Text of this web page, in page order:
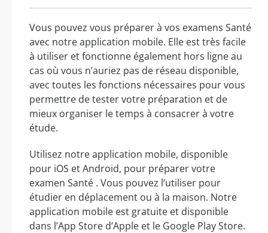
Vous pouvez vous préparer à vos examens Santé
avec notre application mobile. Elle est très facile
à utiliser et fonctionne également hors ligne au
cas où vous n’auriez pas de réseau disponible,
avec toutes les fonctions nécessaires pour vous
permettre de tester votre préparation et de
mieux organiser le temps à consacrer à votre
étude.
Utilisez notre application mobile, disponible
pour iOS et Android, pour préparer votre
examen Santé . Vous pouvez l’utiliser pour
étudier en déplacement ou à la maison. Notre
application mobile est gratuite et disponible
dans l’App Store d’Apple et le Google Play Store.